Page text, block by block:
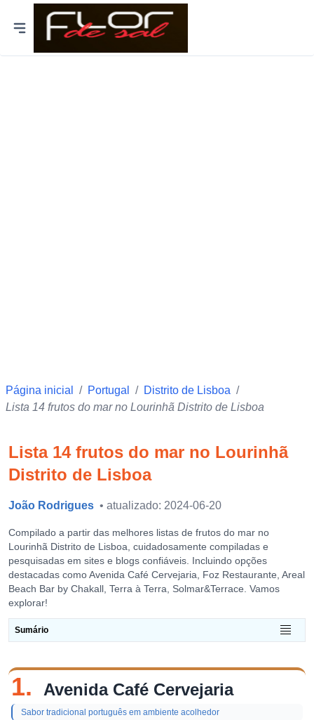
Página inicial / Portugal / Distrito de Lisboa /
Lista 14 frutos do mar no Lourinhã Distrito de Lisboa
Lista 14 frutos do mar no Lourinhã
Distrito de Lisboa
João Rodrigues • atualizado: 2024-06-20
Compilado a partir das melhores listas de frutos do mar no
Lourinhã Distrito de Lisboa, cuidadosamente compiladas e
pesquisadas em sites e blogs confiáveis. Incluindo opções
destacadas como Avenida Café Cervejaria, Foz Restaurante, Areal
Beach Bar by Chakall, Terra à Terra, Solmar&Terrace. Vamos
explorar!
Sumário
1. Avenida Café Cervejaria
Sabor tradicional português em ambiente acolhedor